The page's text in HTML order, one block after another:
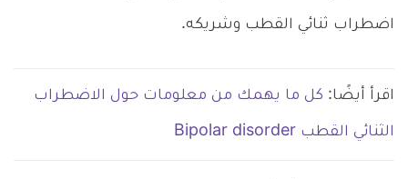
اضطراب ثنائي القطب وشريكه.
اقرأ أيضًا: كل ما يهمك من معلومات حول الاضطراب
الثنائي القطب Bipolar disorder